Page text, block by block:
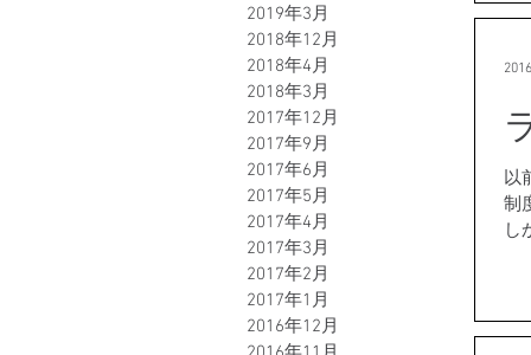
以
制
し
2019年3月
2018年12月
2018年4月
2018年3月
2017年12月
2017年9月
2017年6月
2017年5月
2017年4月
2017年3月
2017年2月
2017年1月
2016年12月